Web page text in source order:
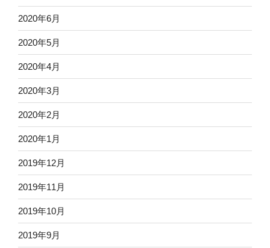
2020年6月
2020年5月
2020年4月
2020年3月
2020年2月
2020年1月
2019年12月
2019年11月
2019年10月
2019年9月